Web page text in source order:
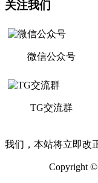
关注我们
微信公众号
TG交流群
我们，本站将立即改
Copyright